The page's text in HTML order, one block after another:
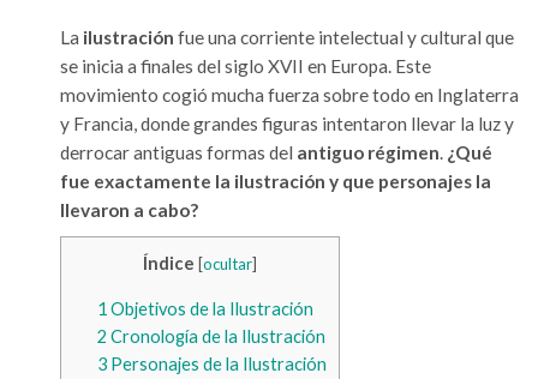
La ilustración fue una corriente intelectual y cultural que
se inicia a finales del siglo XVII en Europa. Este
movimiento cogió mucha fuerza sobre todo en Inglaterra
y Francia, donde grandes figuras intentaron llevar la luz y
derrocar antiguas formas del antiguo régimen. ¿Qué
fue exactamente la ilustración y que personajes la
llevaron a cabo?
Índice [ocultar]
1 Objetivos de la Ilustración
2 Cronología de la Ilustración
3 Personajes de la Ilustración